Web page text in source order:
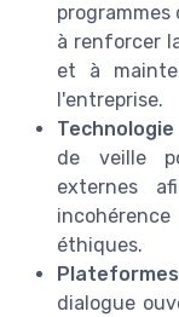
à renforcer
et à
l'entreprise.
de veille
externes
éthiques.
dialogue